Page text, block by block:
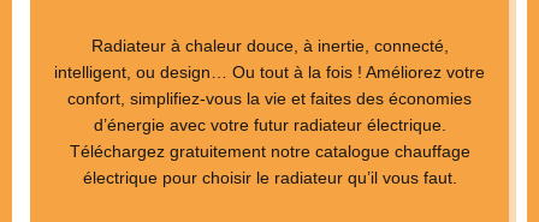
Radiateur à chaleur douce, à inertie, connecté,
intelligent, ou design… Ou tout à la fois ! Améliorez votre
confort, simplifiez-vous la vie et faites des économies
d’énergie avec votre futur radiateur électrique.
Téléchargez gratuitement notre catalogue chauffage
électrique pour choisir le radiateur qu’il vous faut.